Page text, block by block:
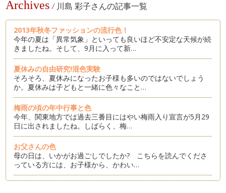
Archives / 川島 彩子さんの記事一覧
2013年秋冬ファッションの流行色！
今年の夏は「異常気象」といっても良いほど不安定な天候が続
きましたね。そして、9月に入って新…
夏休みの自由研究!混色実験
そろそろ、夏休みになったお子様も多いのではないでしょう
か。夏休みは子どもと一緒に色々なこと…
梅雨の頃の年中行事と色
今年、関東地方では過去三番目にはやい梅雨入り宣言が5月29
日に出されましたね。しばらく、梅…
お父さんの色
母の日は、いかがお過ごしでしたか? こちらを読んでくださ
っている方には、お子様から、かわい…